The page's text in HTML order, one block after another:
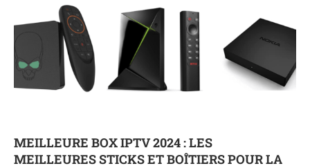
MEILLEURE BOX IPTV 2024 : LES
MEILLEURES STICKS ET BOÎTIERS POUR LA